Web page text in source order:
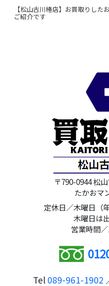
【松山古川椿店】お買取りした
ご紹介です
〒790-0944 松
たかおマ
定休日／木曜日（
木曜日は
営業時間
Tel 089-961-1902